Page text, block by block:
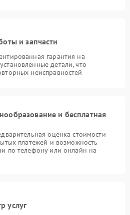
и запчасти
гарантия на
детали, что
неисправностей
и бесплатная
оценка стоимости
платежей и возможность
по телефону или онлайн на
услуг